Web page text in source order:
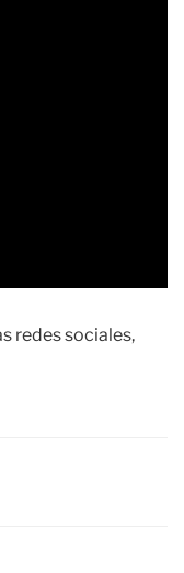
redes sociales,